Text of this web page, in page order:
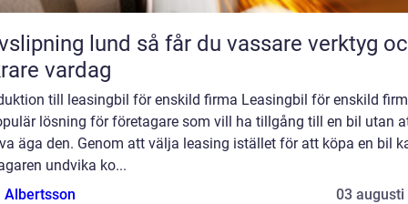
lund så får du vassare verktyg och
vardag
till leasingbil för enskild firma Leasingbil för enskild
lösning för företagare som vill ha tillgång till en bil utan
äga den. Genom att välja leasing istället för att köpa en bil
undvika ko...
Albertsson
03 augusti